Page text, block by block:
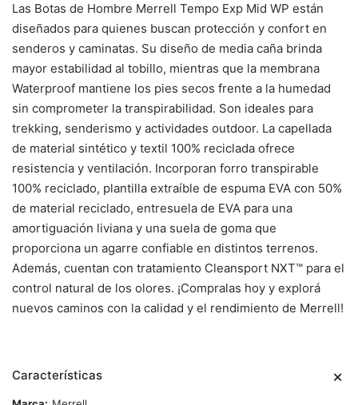
Las Botas de Hombre Merrell Tempo Exp Mid WP están
diseñados para quienes buscan protección y confort en
senderos y caminatas. Su diseño de media caña brinda
mayor estabilidad al tobillo, mientras que la membrana
Waterproof mantiene los pies secos frente a la humedad
sin comprometer la transpirabilidad. Son ideales para
trekking, senderismo y actividades outdoor. La capellada
de material sintético y textil 100% reciclada ofrece
resistencia y ventilación. Incorporan forro transpirable
100% reciclado, plantilla extraíble de espuma EVA con 50%
de material reciclado, entresuela de EVA para una
amortiguación liviana y una suela de goma que
proporciona un agarre confiable en distintos terrenos.
Además, cuentan con tratamiento Cleansport NXT™ para el
control natural de los olores. ¡Compralas hoy y explorá
nuevos caminos con la calidad y el rendimiento de Merrell!
Características